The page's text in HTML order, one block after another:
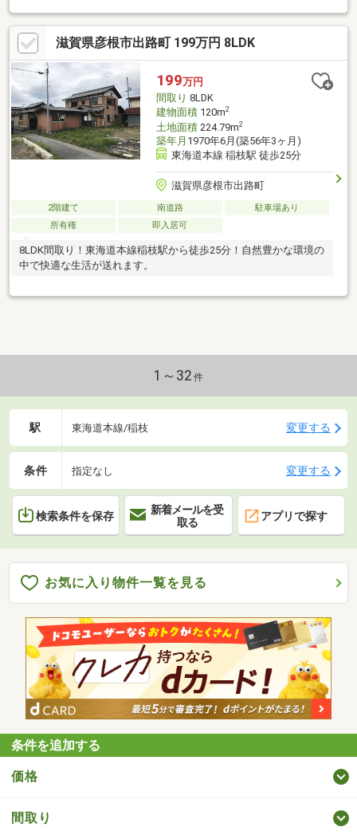
滋賀県彦根市出路町 199万円 8LDK
199万円
間取り 8LDK
建物面積120m2
土地面積224.79m2
築年月 1970年6月(築56年3ヶ月)
東海道本線 稲枝駅 徒歩25分
滋賀県彦根市出路町
2階建て 南道路
駐車場あり
所有権
即入居可
8LDK間取り！東海道本線稲枝駅から徒歩25分！自然豊かな環境の
中で快適な生活が送れます。
1～32 件
駅 東海道本線/稲枝 変更する
条件 指定なし 変更する
検索条件を保存
新着メールを受
取る
アプリで探す
お気に入り物件一覧を見る
条件を追加する
価格
間取り